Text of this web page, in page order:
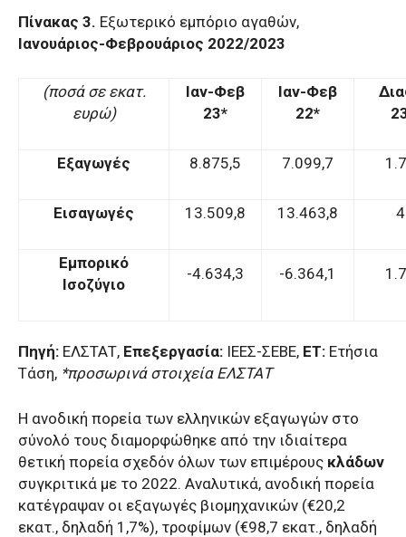
Πίνακας 3. Εξωτερικό εμπόριο αγαθών,
Ιανουάριος-Φεβρουάριος 2022/2023
(ποσά σε εκατ.
ευρώ)
Ιαν-Φεβ
23*
Ιαν-Φεβ
22*
Εξαγωγές 8.875,5 7.099,7
Εισαγωγές 13.509,8 13.463,8
Εμπορικό
Ισοζύγιο
-4.634,3 -6.364,1
Πηγή: ΕΛΣΤΑΤ, Επεξεργασία: ΙΕΕΣ-ΣΕΒΕ, ΕΤ: Ετήσια
Τάση, *προσωρινά στοιχεία ΕΛΣΤΑΤ
Η ανοδική πορεία των ελληνικών εξαγωγών στο
σύνολό τους διαμορφώθηκε από την ιδιαίτερα
θετική πορεία σχεδόν όλων των επιμέρους κλάδων
συγκριτικά με το 2022. Αναλυτικά, ανοδική πορεία
κατέγραψαν οι εξαγωγές βιομηχανικών (€20,2
εκατ., δηλαδή 1,7%), τροφίμων (€98,7 εκατ., δηλαδή